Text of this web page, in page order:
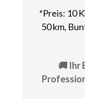
*Preis: 10
50 km,
🚚 Ihr